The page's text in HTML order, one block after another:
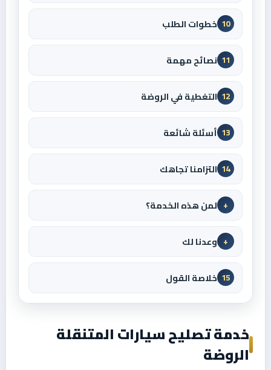
10 خطوات الطلب
11 نصائح مهمة
12 التغطية في الروضة
13 أسئلة شائعة
14 التزامنا تجاهك
+ لمن هذه الخدمة؟
+ وعدنا لك
15 خلاصة القول
خدمة تصليح سيارات المتنقلة
الروضة